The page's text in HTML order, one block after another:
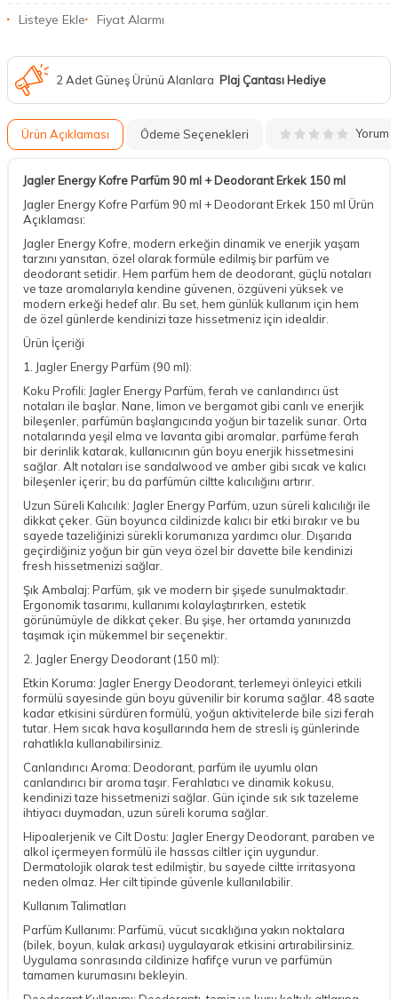
Listeye Ekle Fiyat Alarmı
2 Adet Güneş Ürünü Alanlara Plaj Çantası Hediye
Ürün Açıklaması Ödeme Seçenekleri Yorum
Jagler Energy Kofre Parfüm 90 ml + Deodorant Erkek 150 ml
Jagler Energy Kofre Parfüm 90 ml + Deodorant Erkek 150 ml Ürün
Açıklaması:
Jagler Energy Kofre, modern erkeğin dinamik ve enerjik yaşam
tarzını yansıtan, özel olarak formüle edilmiş bir parfüm ve
deodorant setidir. Hem parfüm hem de deodorant, güçlü notaları
ve taze aromalarıyla kendine güvenen, özgüveni yüksek ve
modern erkeği hedef alır. Bu set, hem günlük kullanım için hem
de özel günlerde kendinizi taze hissetmeniz için idealdir.
Ürün İçeriği
1. Jagler Energy Parfüm (90 ml):
Koku Profili: Jagler Energy Parfüm, ferah ve canlandırıcı üst
notaları ile başlar. Nane, limon ve bergamot gibi canlı ve enerjik
bileşenler, parfümün başlangıcında yoğun bir tazelik sunar. Orta
notalarında yeşil elma ve lavanta gibi aromalar, parfüme ferah
bir derinlik katarak, kullanıcının gün boyu enerjik hissetmesini
sağlar. Alt notaları ise sandalwood ve amber gibi sıcak ve kalıcı
bileşenler içerir; bu da parfümün ciltte kalıcılığını artırır.
Uzun Süreli Kalıcılık: Jagler Energy Parfüm, uzun süreli kalıcılığı ile
dikkat çeker. Gün boyunca cildinizde kalıcı bir etki bırakır ve bu
sayede tazeliğinizi sürekli korumanıza yardımcı olur. Dışarıda
geçirdiğiniz yoğun bir gün veya özel bir davette bile kendinizi
fresh hissetmenizi sağlar.
Şık Ambalaj: Parfüm, şık ve modern bir şişede sunulmaktadır.
Ergonomik tasarımı, kullanımı kolaylaştırırken, estetik
görünümüyle de dikkat çeker. Bu şişe, her ortamda yanınızda
taşımak için mükemmel bir seçenektir.
2. Jagler Energy Deodorant (150 ml):
Etkin Koruma: Jagler Energy Deodorant, terlemeyi önleyici etkili
formülü sayesinde gün boyu güvenilir bir koruma sağlar. 48 saate
kadar etkisini sürdüren formülü, yoğun aktivitelerde bile sizi ferah
tutar. Hem sıcak hava koşullarında hem de stresli iş günlerinde
rahatlıkla kullanabilirsiniz.
Canlandırıcı Aroma: Deodorant, parfüm ile uyumlu olan
canlandırıcı bir aroma taşır. Ferahlatıcı ve dinamik kokusu,
kendinizi taze hissetmenizi sağlar. Gün içinde sık sık tazeleme
ihtiyacı duymadan, uzun süreli koruma sağlar.
Hipoalerjenik ve Cilt Dostu: Jagler Energy Deodorant, paraben ve
alkol içermeyen formülü ile hassas ciltler için uygundur.
Dermatolojik olarak test edilmiştir, bu sayede ciltte irritasyona
neden olmaz. Her cilt tipinde güvenle kullanılabilir.
Kullanım Talimatları
Parfüm Kullanımı: Parfümü, vücut sıcaklığına yakın noktalara
(bilek, boyun, kulak arkası) uygulayarak etkisini artırabilirsiniz.
Uygulama sonrasında cildinize hafifçe vurun ve parfümün
tamamen kurumasını bekleyin.